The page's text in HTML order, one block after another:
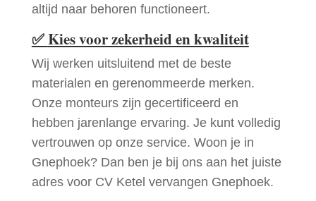
altijd naar behoren functioneert.
✅Kies voor zekerheid en kwaliteit
Wij werken uitsluitend met de beste
materialen en gerenommeerde merken.
Onze monteurs zijn gecertificeerd en
hebben jarenlange ervaring. Je kunt volledig
vertrouwen op onze service. Woon je in
Gnephoek? Dan ben je bij ons aan het juiste
adres voor CV Ketel vervangen Gnephoek.